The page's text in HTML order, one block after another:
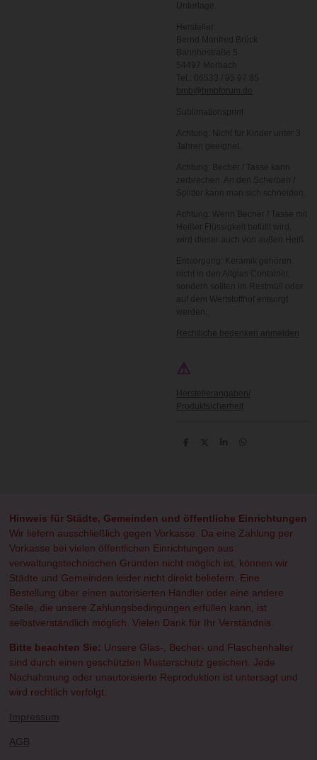
Unterlage.
Hersteller:
Bernd Manfred Brück
Bahnhostraße 5
54497 Morbach
Tel.: 06533 / 95 97 85
bmb@bmbforum.de
Sublimationsprint
Achtung: Nicht für Kinder unter 3
Jahren geeignet.
Achtung: Becher / Tasse kann
zerbrechen. An den Scherben /
Splitter kann man sich schneiden.
Achtung: Wenn Becher / Tasse mit
Heißer Flüssigkeit befüllt wird,
wird dieser auch von außen Heiß.
Entsorgung: Keramik gehören
nicht in den Altglas Container,
sondern sollten im Restmüll oder
auf dem Wertstoffhof entsorgt
werden.
Rechtliche bedenken anmelden
⚠
Herstellerangaben/
Produktsicherheit
T
T
T
Hinweis für Städte, Gemeinden und öffentliche Einrichtungen
Wir liefern ausschließlich gegen Vorkasse. Da eine Zahlung per
Vorkasse bei vielen öffentlichen Einrichtungen aus
verwaltungstechnischen Gründen nicht möglich ist, können wir
Städte und Gemeinden leider nicht direkt beliefern. Eine
Bestellung über einen autorisierten Händler oder eine andere
Stelle, die unsere Zahlungsbedingungen erfüllen kann, ist
selbstverständlich möglich. Vielen Dank für Ihr Verständnis.
Bitte beachten Sie: Unsere Glas-, Becher- und Flaschenhalter
sind durch einen geschützten Musterschutz gesichert. Jede
Nachahmung oder unautorisierte Reproduktion ist untersagt und
wird rechtlich verfolgt.
Impressum
AGB